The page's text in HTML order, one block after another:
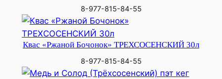
8-977-815-84-55
Квас «Ржаной Бочонок» ТРЕХСОСЕНСКИЙ 30л
8-977-815-84-55